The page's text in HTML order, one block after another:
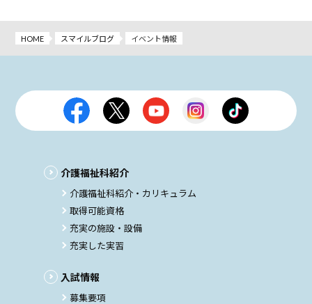
HOME スマイルブログ イベント情報
介護福祉科紹介
介護福祉科紹介・カリキュラム
取得可能資格
充実の施設・設備
充実した実習
入試情報
募集要項